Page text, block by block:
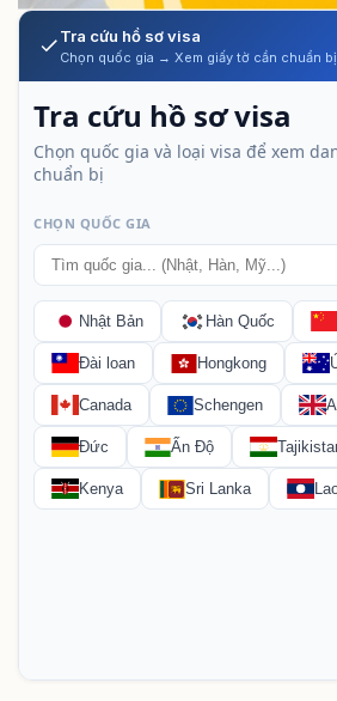
Tra cứu hồ sơ visa
Chọn quốc gia → Xem giấy tờ cần chuẩn bị